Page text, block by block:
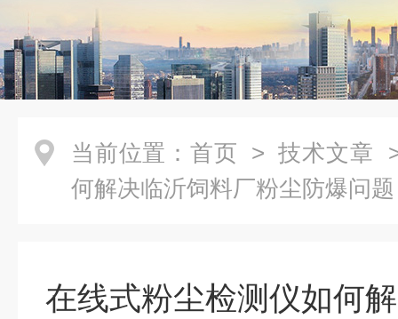
当前位置： 首页 > 技术文章
何解决临沂饲料厂粉尘防爆问题
在线式粉尘检测仪如何